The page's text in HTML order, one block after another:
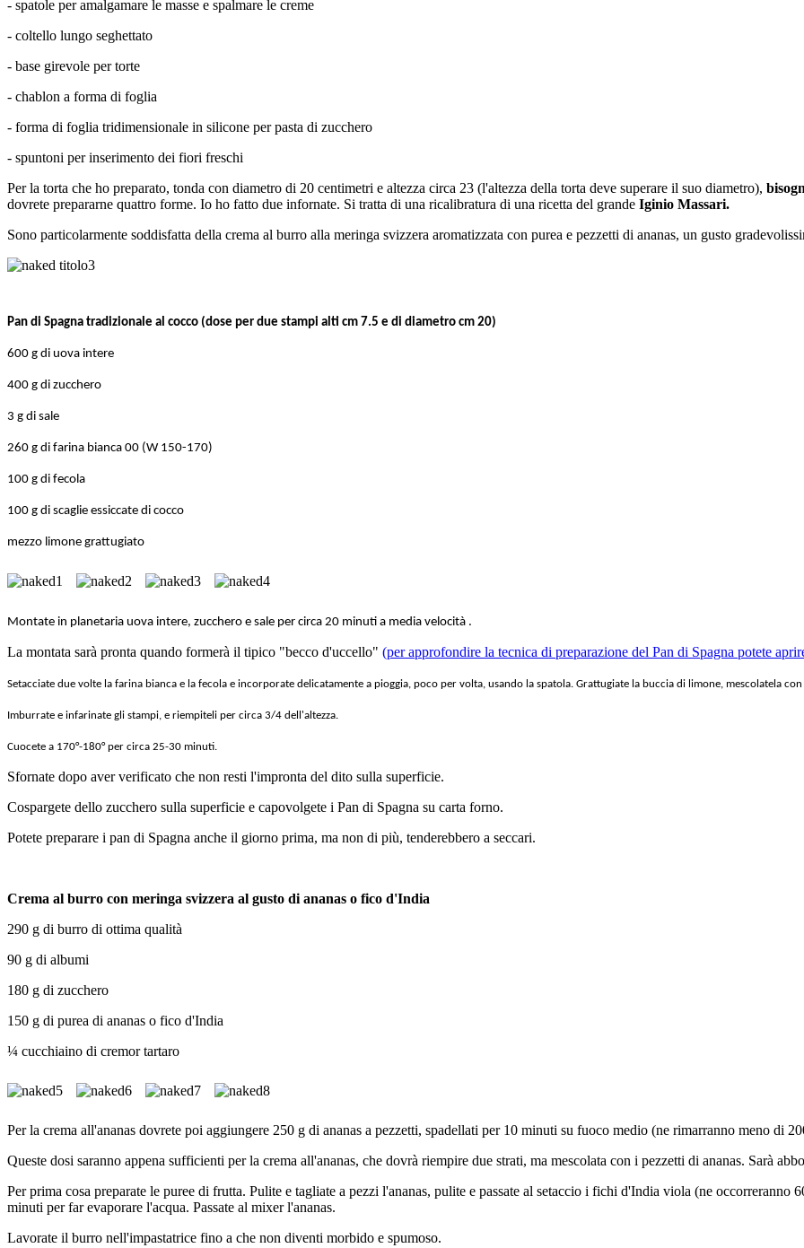
- spatole per amalgamare le masse e spalmare le creme
- coltello lungo seghettato
- base girevole per torte
- chablon a forma di foglia
- forma di foglia tridimensionale in silicone per pasta di zucchero
- spuntoni per inserimento dei fiori freschi
Per la torta che ho preparato, tonda con diametro di 20 centimetri e altezza circa 23 (l'altezza della torta deve superare il suo diametro),
dovrete prepararne quattro forme. Io ho fatto due infornate. Si tratta di una ricalibratura di una ricetta del grande Iginio Massari.
Sono particolarmente soddisfatta della crema al burro alla meringa svizzera aromatizzata con purea e pezzetti di ananas, un gusto
Pan di Spagna tradizionale al cocco (dose per due stampi alti cm 7.5 e di diametro cm 20)
600 g di uova intere
400 g di zucchero
3 g di sale
260 g di farina bianca 00 (W 150-170)
100 g di fecola
100 g di scaglie essiccate di cocco
mezzo limone grattugiato
Montate in planetaria uova intere, zucchero e sale per circa 20 minuti a media velocità .
La montata sarà pronta quando formerà il tipico "becco d'uccello" (per approfondire la tecnica di preparazione del Pan di Spagna potete
Setacciate due volte la farina bianca e la fecola e incorporate delicatamente a pioggia, poco per volta, usando la spatola. Grattugiate la buccia di limone, mescolatela
Imburrate e infarinate gli stampi, e riempiteli per circa 3/4 dell'altezza.
Cuocete a 170°-180° per circa 25-30 minuti.
Sfornate dopo aver verificato che non resti l'impronta del dito sulla superficie.
Cospargete dello zucchero sulla superficie e capovolgete i Pan di Spagna su carta forno.
Potete preparare i pan di Spagna anche il giorno prima, ma non di più, tenderebbero a seccari.
Crema al burro con meringa svizzera al gusto di ananas o fico d'India
290 g di burro di ottima qualità
90 g di albumi
180 g di zucchero
150 g di purea di ananas o fico d'India
¼ cucchiaino di cremor tartaro
Per la crema all'ananas dovrete poi aggiungere 250 g di ananas a pezzetti, spadellati per 10 minuti su fuoco medio (ne rimarranno meno di
Queste dosi saranno appena sufficienti per la crema all'ananas, che dovrà riempire due strati, ma mescolata con i pezzetti di ananas. Sarà
Per prima cosa preparate le puree di frutta. Pulite e tagliate a pezzi l'ananas, pulite e passate al setaccio i fichi d'India viola (ne
minuti per far evaporare l'acqua. Passate al mixer l'ananas.
Lavorate il burro nell'impastatrice fino a che non diventi morbido e spumoso.